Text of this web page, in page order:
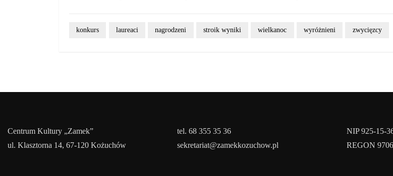
konkurs laureaci nagrodzeni stroik wyniki wielkanoc wyróżnieni zwycięzcy
Centrum Kultury „Zamek”
ul. Klasztorna 14, 67-120 Kożuchów
tel. 68 355 35 36
sekretariat@zamekkozuchow.pl
NIP 925-15-
REGON